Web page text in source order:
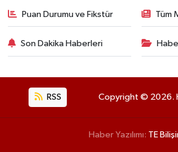
Puan Durumu ve Fikstür Tüm
Son Dakika Haberleri
RSS Copyright © 2026.
Haber Yazılımı: TE